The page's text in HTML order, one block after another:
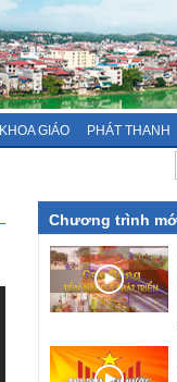
KHOA GIÁO PHÁT THANH
Chương trình